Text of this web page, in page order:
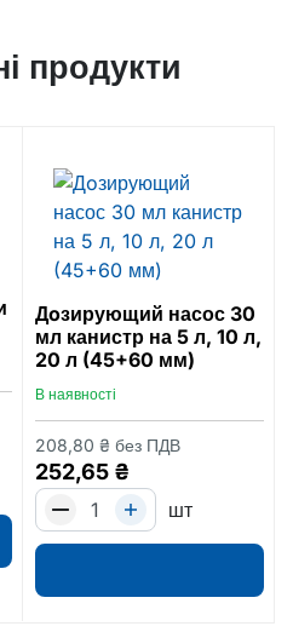
продукти
Дoзирующий насос 30
мл канистр на 5 л, 10 л,
20 л (45+60 мм)
В наявності
252,65 ₴
208,80 ₴ без ПДВ
шт